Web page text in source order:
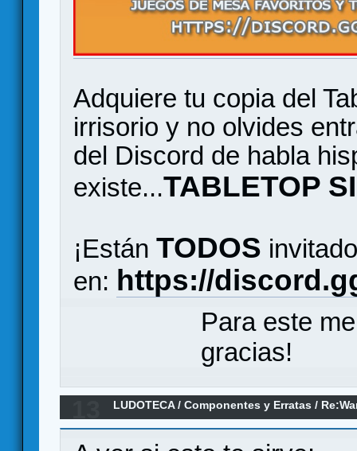
Adquiere tu copia del
irrisorio y no olvides
del Discord de habla
existe...TABLETOP
¡Están TODOS
en: https://
Para este
gracias!
LUDOTECA/Componentes y Erratas /